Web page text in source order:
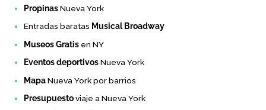
PropinasNueva York
Entradas baratas Musical Broadway
Museos Gratis en NY
Eventos deportivosNueva York
MapaNueva York por barrios
Presupuestoviaje a Nueva York